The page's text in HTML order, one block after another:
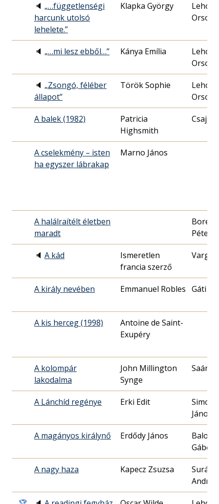
🔈 „…függetlenségi
harcunk utolsó
lehelete.”
Klapka György
🔈 „…mi lesz ebből…” Kánya Emília
🔈 „Zsongó, féléber
állapot”
Török Sophie
A balek (1982)
Patricia
Highsmith
A cselekmény – isten
ha egyszer lábrakap
Marno János
A halálraítélt életben
maradt
Péter
🔈 A kád
Ismeretlen
francia szerző
Varga
A király nevében Emmanuel Robles Gáti
A kis herceg (1998)
Antoine de Saint-
Exupéry
A kolompár
lakodalma
John Millington
Synge
Saár
A Lánchíd regénye Erki Edit
János
A magányos királynő Erdődy János
Balogh
Gábor
A nagy haza Kapecz Zsuzsa
Surányi
András